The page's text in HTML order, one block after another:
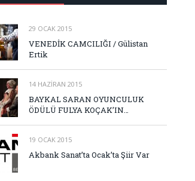
29 OCAK 2015
VENEDİK CAMCILIĞI / Gülistan
Ertik
14 HAZIRAN 2015
BAYKAL SARAN OYUNCULUK
ÖDÜLÜ FULYA KOÇAK’IN…
19 OCAK 2015
Akbank Sanat’ta Ocak’ta Şiir Var